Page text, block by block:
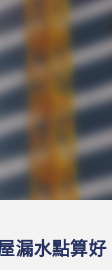
漏水點算好